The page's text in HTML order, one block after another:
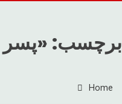
برچسب: «پسر
Home